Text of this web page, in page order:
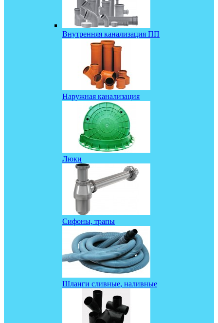
Внутренняя канализация ПП
Наружная канализация
Люки
Сифоны, трапы
Шланги сливные, наливные